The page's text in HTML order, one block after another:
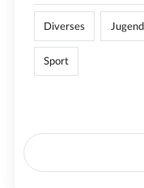
Diverses Jugend
Sport